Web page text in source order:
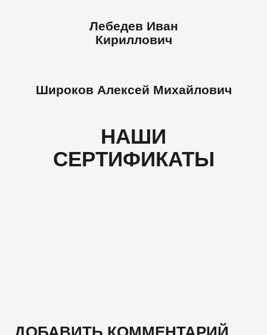
Лебедев Иван
Кириллович
Широков Алексей Михайлович
НАШИ
СЕРТИФИКАТЫ